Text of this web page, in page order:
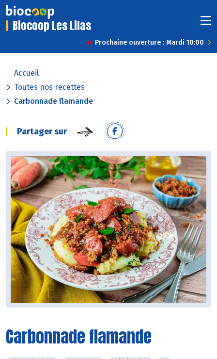
Biocoop Les Lilas
Prochaine ouverture : Mardi 10:00
Accueil
Toutes nos recettes
Carbonnade flamande
Partager sur
Carbonnade flamande